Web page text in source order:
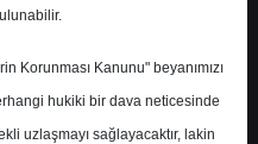
0
Korunması Kanunu" beyanımızı
hukiki bir dava neticesinde
uzlaşmayı sağlayacaktır, lakin